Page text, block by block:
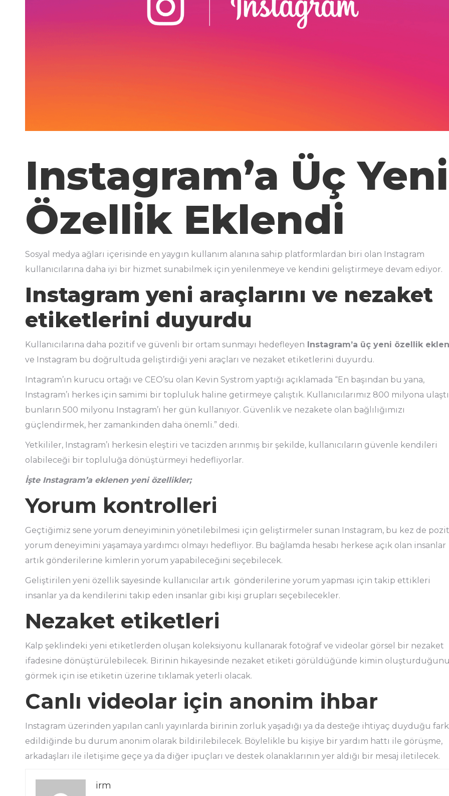
Instagram’a Üç Yeni
Özellik Eklendi
Sosyal medya ağları içerisinde en yaygın kullanım alanına sahip platformlardan biri olan Instagram
kullanıcılarına daha iyi bir hizmet sunabilmek için yenilenmeye ve kendini geliştirmeye devam ediyor.
Instagram yeni araçlarını ve nezaket
etiketlerini duyurdu
Kullanıcılarına daha pozitif ve güvenli bir ortam sunmayı hedefleyen Instagram’a üç yeni özellik
ve Instagram bu doğrultuda geliştirdiği yeni araçları ve nezaket etiketlerini duyurdu.
Intagram’ın kurucu ortağı ve CEO’su olan Kevin Systrom yaptığı açıklamada “En başından bu yana,
Instagram’ı herkes için samimi bir topluluk haline getirmeye çalıştık. Kullanıcılarımız 800 milyona
bunların 500 milyonu Instagram’ı her gün kullanıyor. Güvenlik ve nezakete olan bağlılığımızı
güçlendirmek, her zamankinden daha önemli.” dedi.
Yetkililer, Instagram’ı herkesin eleştiri ve tacizden arınmış bir şekilde, kullanıcıların güvenle kendileri
olabileceği bir topluluğa dönüştürmeyi hedefliyorlar.
İşte Instagram’a eklenen yeni özellikler;
Yorum kontrolleri
Geçtiğimiz sene yorum deneyiminin yönetilebilmesi için geliştirmeler sunan Instagram, bu kez de
yorum deneyimini yaşamaya yardımcı olmayı hedefliyor. Bu bağlamda hesabı herkese açık olan insanlar
artık gönderilerine kimlerin yorum yapabileceğini seçebilecek.
Geliştirilen yeni özellik sayesinde kullanıcılar artık gönderilerine yorum yapması için takip ettikleri
insanlar ya da kendilerini takip eden insanlar gibi kişi grupları seçebilecekler.
Nezaket etiketleri
Kalp şeklindeki yeni etiketlerden oluşan koleksiyonu kullanarak fotoğraf ve videolar görsel bir nezaket
ifadesine dönüştürülebilecek. Birinin hikayesinde nezaket etiketi görüldüğünde kimin
görmek için ise etiketin üzerine tıklamak yeterli olacak.
Canlı videolar için anonim ihbar
Instagram üzerinden yapılan canlı yayınlarda birinin zorluk yaşadığı ya da desteğe ihtiyaç duyduğu fark
edildiğinde bu durum anonim olarak bildirilebilecek. Böylelikle bu kişiye bir yardım hattı ile görüşme,
arkadaşları ile iletişime geçe ya da diğer ipuçları ve destek olanaklarının yer aldığı bir mesaj iletilecek.
irm